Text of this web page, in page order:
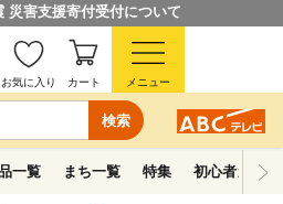
災害支援寄付受付について
検索
お気に入り カート メニュー
一覧 まち一覧 特集 初心者ガイド